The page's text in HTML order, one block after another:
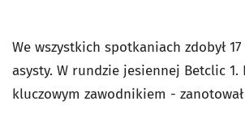
We wszystkich spotkaniach zdobył
asysty. W rundzie jesiennej Betclic 1.
kluczowym zawodnikiem -